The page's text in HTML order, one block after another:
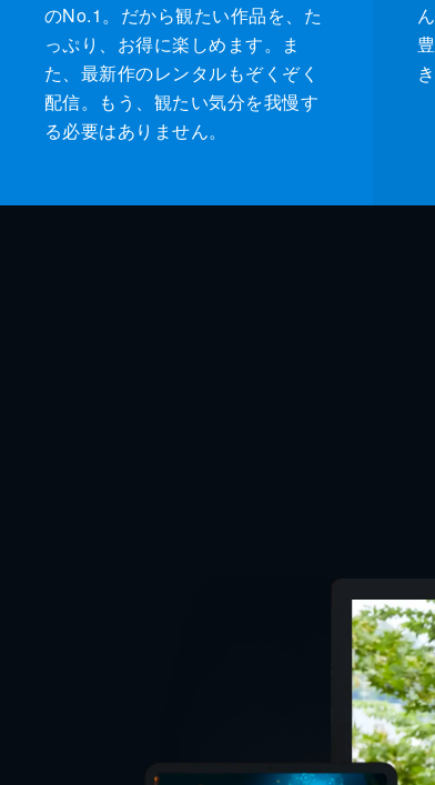
のNo.1。だから観たい作品を、た
っぷり、お得に楽しめます。ま
た、最新作のレンタルもぞくぞく
配信。もう、観たい気分を我慢す
る必要はありません。